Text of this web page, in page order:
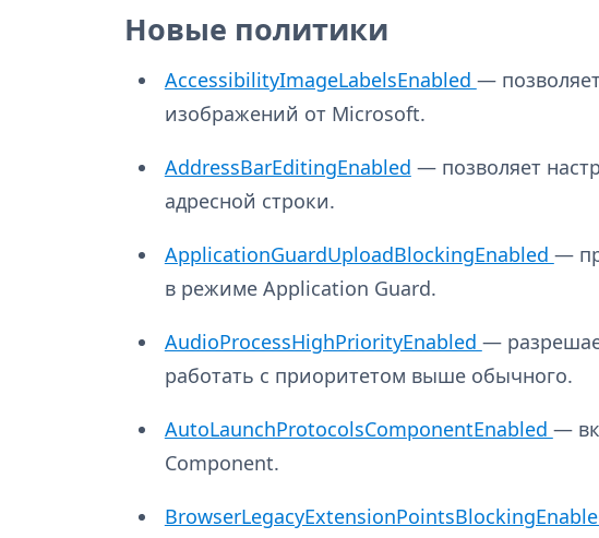
Новые политики
AccessibilityImageLabelsEnabled —
изображений от Microsoft.
AddressBarEditingEnabled — позволяет
адресной строки.
ApplicationGuardUploadBlockingEnabled —
в режиме Application Guard.
AudioProcessHighPriorityEnabled —
работать с приоритетом выше обычного.
AutoLaunchProtocolsComponentEnabled —
Component.